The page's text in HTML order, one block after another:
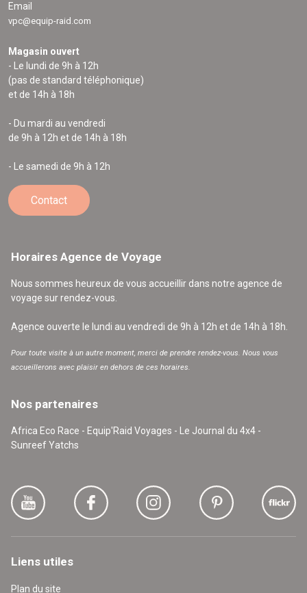
Email
vpc@equip-raid.com
Magasin ouvert
- Le lundi de 9h à 12h
(pas de standard téléphonique)
et de 14h à 18h
- Du mardi au vendredi
de 9h à 12h et de 14h à 18h
- Le samedi de 9h à 12h
Contact
Horaires Agence de Voyage
Nous sommes heureux de vous accueillir dans notre agence de
voyage sur rendez-vous.
Agence ouverte le lundi au vendredi de 9h à 12h et de 14h à 18h.
Pour toute visite à un autre moment, merci de prendre rendez-vous. Nous vous
accueillerons avec plaisir en dehors de ces horaires.
Nos partenaires
Africa Eco Race - Equip'Raid Voyages - Le Journal du 4x4 -
Sunreef Yatchs
Liens utiles
Plan du site